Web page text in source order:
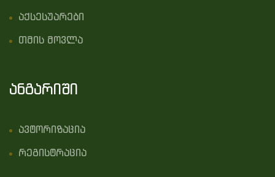
აქსესუარები
თმის მოვლა
ანგარიში
ავტორიზაცია
რეგისტრაცია